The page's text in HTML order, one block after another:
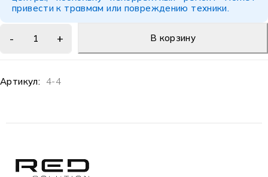
привести к травмам или повреждению техники.
В корзину
Артикул: 4-4